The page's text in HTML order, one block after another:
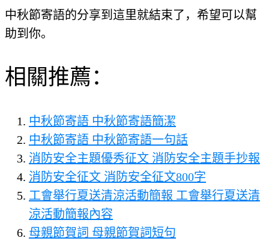
中秋節寄語的分享到這里就結束了，希望可以幫
助到你。
相關推薦：
中秋節寄語 中秋節寄語簡潔
中秋節寄語 中秋節寄語一句話
消防安全主題優秀征文 消防安全主題手抄報
消防安全征文 消防安全征文800字
工會舉行夏送清涼活動簡報 工會舉行夏送清
涼活動簡報內容
母親節賀詞 母親節賀詞短句